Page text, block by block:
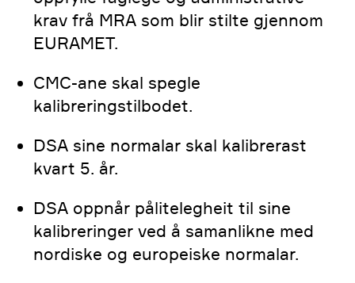
krav frå MRA som blir stilte gjennom
EURAMET.
CMC-ane skal spegle
kalibreringstilbodet.
DSA sine normalar skal kalibrerast
kvart 5. år.
DSA oppnår pålitelegheit til sine
kalibreringer ved å samanlikne med
nordiske og europeiske normalar.